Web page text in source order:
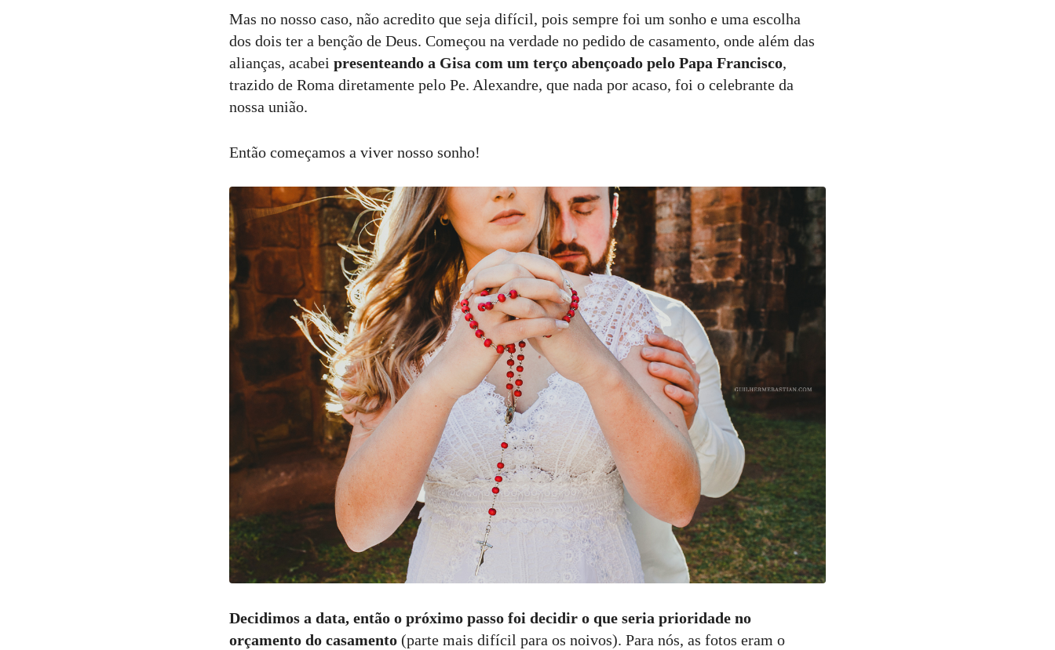
Mas no nosso caso, não acredito que seja difícil, pois sempre foi um sonho e uma escolha
dos dois ter a benção de Deus. Começou na verdade no pedido de casamento, onde além das
alianças, acabei presenteando a Gisa com um terço abençoado pelo Papa Francisco,
trazido de Roma diretamente pelo Pe. Alexandre, que nada por acaso, foi o celebrante da
nossa união.
Então começamos a viver nosso sonho!
Decidimos a data, então o próximo passo foi decidir o que seria prioridade no
orçamento do casamento (parte mais difícil para os noivos). Para nós, as fotos eram o